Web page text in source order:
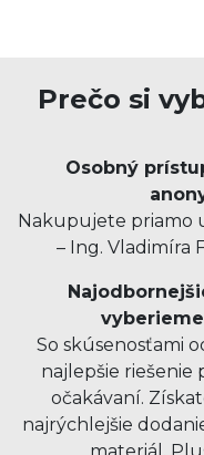
Prečo si
Osobný
Nakupujete priamo
– Ing. Vladimíra
So skúsenosťami
najlepšie riešenie
očakávaní.
najrýchlejšie